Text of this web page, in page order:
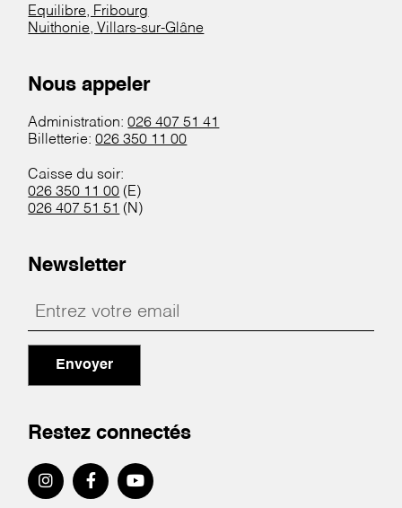
Equilibre, Fribourg
Nuithonie, Villars-sur-Glâne
Nous appeler
Administration:026 407 51 41
Billetterie:026 350 11 00
Caisse du soir:
026 350 11 00 (E)
026 407 51 51 (N)
Newsletter
Envoyer
Restez connectés